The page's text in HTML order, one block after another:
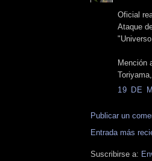
Oficial
Ataque
Mención
19 DE
Publicar un
Entrada más
Suscribirse a: